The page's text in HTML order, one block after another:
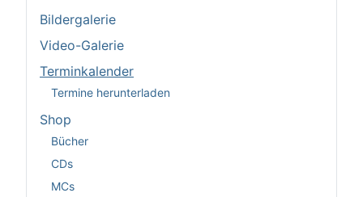
Bildergalerie
Video-Galerie
Terminkalender
Termine herunterladen
Shop
Bücher
CDs
MCs